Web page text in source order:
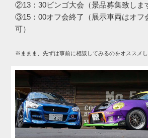
②13：30ビンゴ大会（景品募集致しま
③15：00オフ会終了（展示車両はオフ
可）
※ままま、先ずは事前に相談してみるのをオススメ